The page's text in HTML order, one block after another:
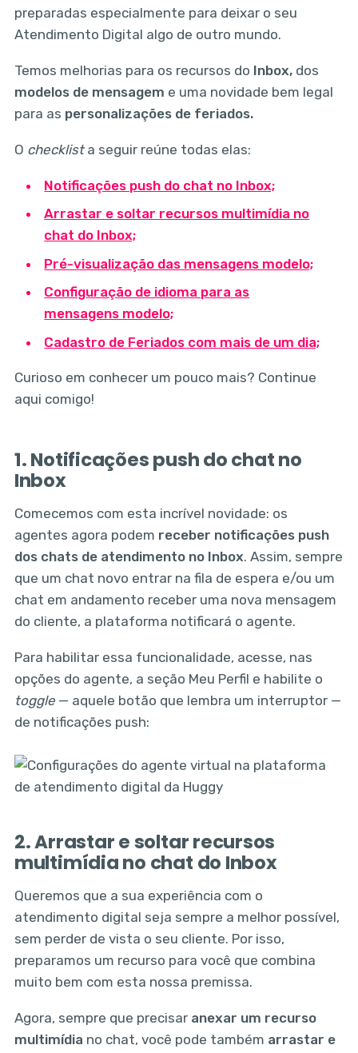
preparadas especialmente para deixar o seu
Atendimento Digital algo de outro mundo.
Temos melhorias para os recursos do Inbox, dos
modelos de mensagem e uma novidade bem legal
para as personalizações de feriados.
O checklista seguir reúne todas elas:
Notificações push do chat no Inbox;
Arrastar e soltar recursos multimídia no
chat do Inbox;
Pré-visualização das mensagens modelo;
Configuração de idioma para as
mensagens modelo;
Cadastro de Feriados com mais de um dia;
Curioso em conhecer um pouco mais? Continue
aqui comigo!
1. Notificações push do chat no
Inbox
Comecemos com esta incrível novidade: os
agentes agora podem receber notificações push
dos chats de atendimento no Inbox. Assim, sempre
que um chat novo entrar na fila de espera e/ou um
chat em andamento receber uma nova mensagem
do cliente, a plataforma notificará o agente.
Para habilitar essa funcionalidade, acesse, nas
opções do agente, a seção Meu Perfil e habilite o
toggle — aquele botão que lembra um interruptor —
de notificações push:
2. Arrastar e soltar recursos
multimídia no chat do Inbox
Queremos que a sua experiência com o
atendimento digital seja sempre a melhor possível,
sem perder de vista o seu cliente. Por isso,
preparamos um recurso para você que combina
muito bem com esta nossa premissa.
Agora, sempre que precisar anexar um recurso
multimídia no chat, você pode também arrastar e